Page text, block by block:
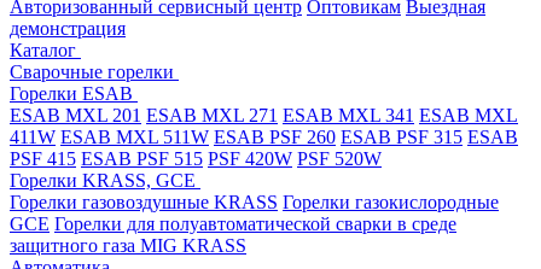
Авторизованный сервисный центр Оптовикам Выездная
демонстрация
Каталог
Cварочные горелки
Горелки ESAB
ESAB MXL 201 ESAB MXL 271 ESAB MXL 341 ESAB MXL
411W ESAB MXL 511W ESAB PSF 260 ESAB PSF 315 ESAB
PSF 415 ESAB PSF 515 PSF 420W PSF 520W
Горелки KRASS, GCE
Горелки газовоздушные KRASS Горелки газокислородные
GCE Горелки для полуавтоматической сварки в среде
защитного газа MIG KRASS